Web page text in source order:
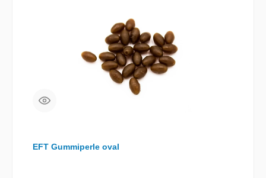
EFT Gummiperle oval